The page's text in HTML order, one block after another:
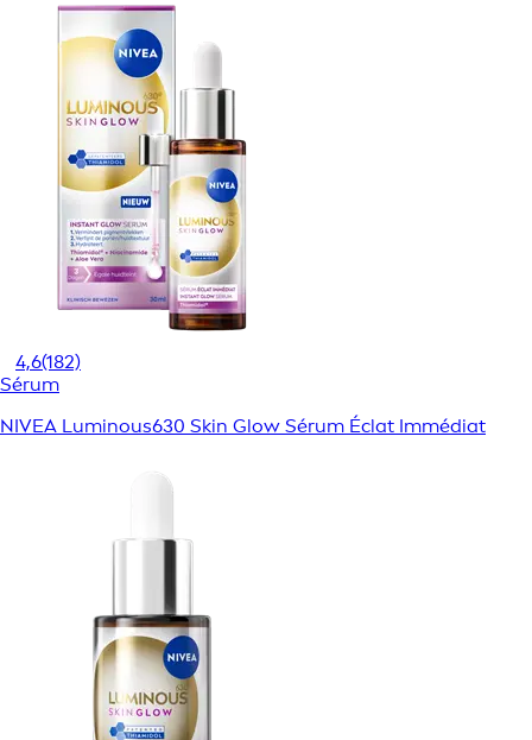
4,6(182)
Sérum
NIVEA Luminous630 Skin Glow Sérum Éclat Immédiat